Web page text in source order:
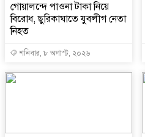
গোয়ালন্দে পাওনা টাকা নিয়ে
বিরোধ, ছুরিকাঘাতে যুবলীগ নেতা
নিহত
শনিবার, ৮ অগাস্ট, ২০২৬